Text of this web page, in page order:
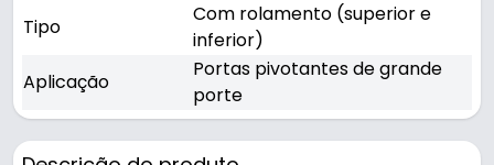
Tipo
Com rolamento (superior e
inferior)
Aplicação
Portas pivotantes de grande
porte